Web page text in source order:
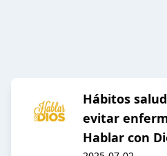
Hábitos
evitar
Hablar con